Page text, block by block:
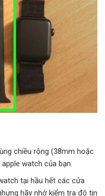
chiều rộng (38mm hoặc
watch của bạn.
tại hầu hết các cửa
hãy nhớ kiểm tra độ tin